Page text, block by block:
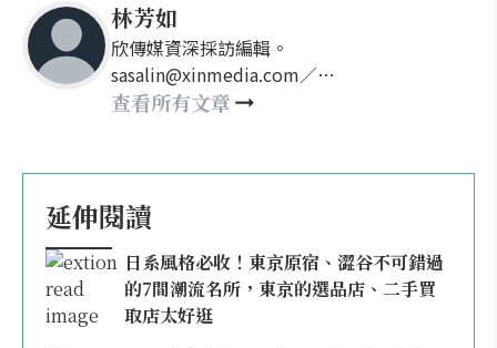
林芳如
欣傳媒資深採訪編輯。
sasalin@xinmedia.com／
happy21917@gmail.com
查看所有文章
延伸閱讀
日系風格必收！東京原宿、澀谷不可錯過
的7間潮流名所，東京的選品店、二手買
取店太好逛